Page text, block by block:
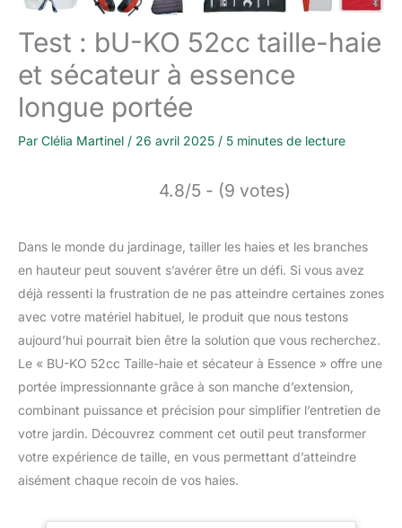
Test : bU-KO 52cc taille-haie
et sécateur à essence
longue portée
Par Clélia Martinel / 26 avril 2025 / 5 minutes de lecture
4.8/5 - (9 votes)
Dans le monde du jardinage, tailler les haies et les branches
en hauteur peut souvent s’avérer être un défi. Si vous avez
déjà ressenti la frustration de ne pas atteindre certaines zones
avec votre matériel habituel, le produit que nous testons
aujourd’hui pourrait bien être la solution que vous recherchez.
Le « BU-KO 52cc Taille-haie et sécateur à Essence » offre une
portée impressionnante grâce à son manche d’extension,
combinant puissance et précision pour simplifier l’entretien de
votre jardin. Découvrez comment cet outil peut transformer
votre expérience de taille, en vous permettant d’atteindre
aisément chaque recoin de vos haies.